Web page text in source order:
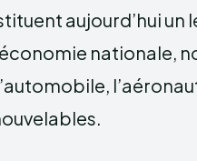
aujourd’hui un
nationale,